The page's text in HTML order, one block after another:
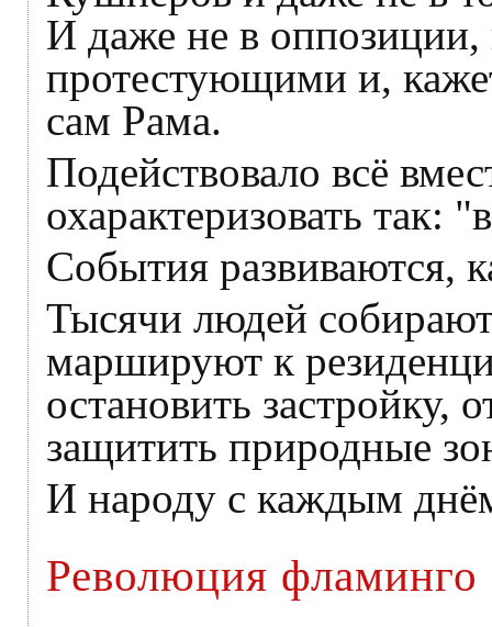
И даже не в оппозиции,
протестующими и,
сам Рама.
Подействовало всё
охарактеризовать так:
События развиваются,
Тысячи людей
маршируют к
остановить застройку,
защитить природные
И народу с каждым
Революция фламинго